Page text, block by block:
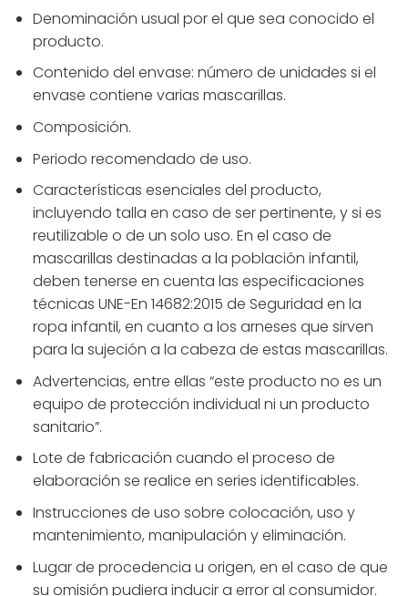
Denominación usual por el que sea conocido el
producto.
Contenido del envase: número de unidades si el
envase contiene varias mascarillas.
Composición.
Periodo recomendado de uso.
Características esenciales del producto,
incluyendo talla en caso de ser pertinente, y si es
reutilizable o de un solo uso. En el caso de
mascarillas destinadas a la población infantil,
deben tenerse en cuenta las especificaciones
técnicas UNE-En 14682:2015 de Seguridad en la
ropa infantil, en cuanto a los arneses que sirven
para la sujeción a la cabeza de estas mascarillas.
Advertencias, entre ellas “este producto no es un
equipo de protección individual ni un producto
sanitario”.
Lote de fabricación cuando el proceso de
elaboración se realice en series identificables.
Instrucciones de uso sobre colocación, uso y
mantenimiento, manipulación y eliminación.
Lugar de procedencia u origen, en el caso de que
su omisión pudiera inducir a error al consumidor.